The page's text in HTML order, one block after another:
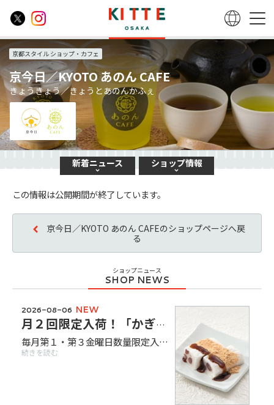
京都スタイル ショップ・カフェ
京今日／KYOTO あのん CAFE
きょうきょう／きょうとあのんかふぇ
新着ニュース ショップ情報
この情報は公開期間が終了しています。
京今日／KYOTO あのん CAFEのショップページへ戻
る
ショップニュース
2026-08-06 NEW
月２回限定入荷！「かぎや政秋 かさねもち」
毎月第１・第３金曜日数量限定入荷！ ふわふわの柔らかい求肥餅に、丹波大納言を贅沢にちりばめました。 芳ばしい京きな粉をまぶし、黒蜜をかけてお楽しみください。 ふわふわの求肥好きの方に、ぜひおすすめの一品です。 ●かさねもち 3個入 481円（税込） 【8月入荷日】 ・8月7日(金) ・8月21日（金） ※各日午後12時00分（予定）から販売いたします。 ※数に限りがございますので品切れの際はご容赦ください。 ※画像はイメージです。
続きを読む